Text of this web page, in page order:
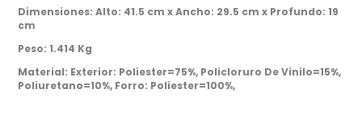
Dimensiones:Alto: 41.5 cm x Ancho: 29.5 cm x Profundo: 19
cm
Peso:1.414 Kg
Material: Exterior: Poliester=75%, Policloruro De Vinilo=15%,
Poliuretano=10%, Forro: Poliester=100%,